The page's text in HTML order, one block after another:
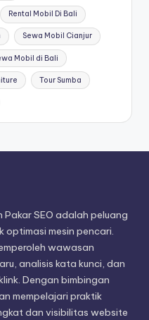
Rental Mobil Di Bali
Sewa Mobil Cianjur
Mobil di Bali
Tour Sumba
SEO adalah peluang
optimasi mesin pencari.
wawasan
analisis kata kunci, dan
Dengan bimbingan
mempelajari praktik
dan visibilitas website